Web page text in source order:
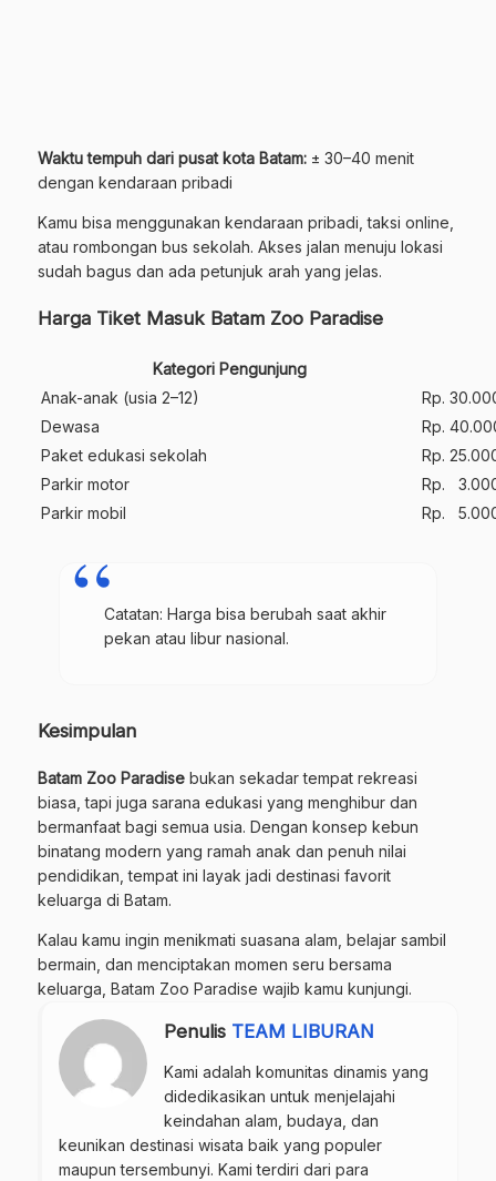
Waktu tempuh dari pusat kota Batam: ± 30–40 menit
dengan kendaraan pribadi
Kamu bisa menggunakan kendaraan pribadi, taksi online,
atau rombongan bus sekolah. Akses jalan menuju lokasi
sudah bagus dan ada petunjuk arah yang jelas.
Harga Tiket Masuk Batam Zoo Paradise
Kategori Pengunjung
Anak-anak (usia 2–12)
Rp.
Dewasa
Rp.
Paket edukasi sekolah
Rp.
Parkir motor
Rp.
Parkir mobil
Rp.
Catatan: Harga bisa berubah saat akhir
pekan atau libur nasional.
Kesimpulan
Batam Zoo Paradise bukan sekadar tempat rekreasi
biasa, tapi juga sarana edukasi yang menghibur dan
bermanfaat bagi semua usia. Dengan konsep kebun
binatang modern yang ramah anak dan penuh nilai
pendidikan, tempat ini layak jadi destinasi favorit
keluarga di Batam.
Kalau kamu ingin menikmati suasana alam, belajar sambil
bermain, dan menciptakan momen seru bersama
keluarga, Batam Zoo Paradise wajib kamu kunjungi.
Penulis TEAM LIBURAN
Kami adalah komunitas dinamis yang
didedikasikan untuk menjelajahi
keindahan alam, budaya, dan
keunikan destinasi wisata baik yang populer
maupun tersembunyi. Kami terdiri dari para